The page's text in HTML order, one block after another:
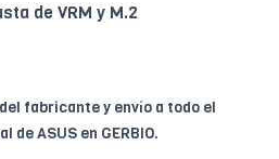
de VRM y M.2
fabricante y envío a todo el
ASUS en GERBIO.